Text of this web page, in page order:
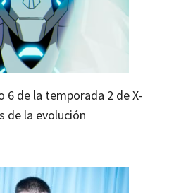
6 de la temporada 2 de X-
de la evolución